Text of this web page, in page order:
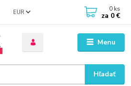
Menu
EUR
Hľadať
0 ks
za 0 €